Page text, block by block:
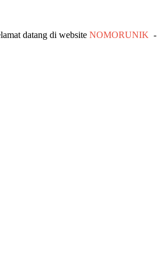
di websiteNOMORUNIK- nomor